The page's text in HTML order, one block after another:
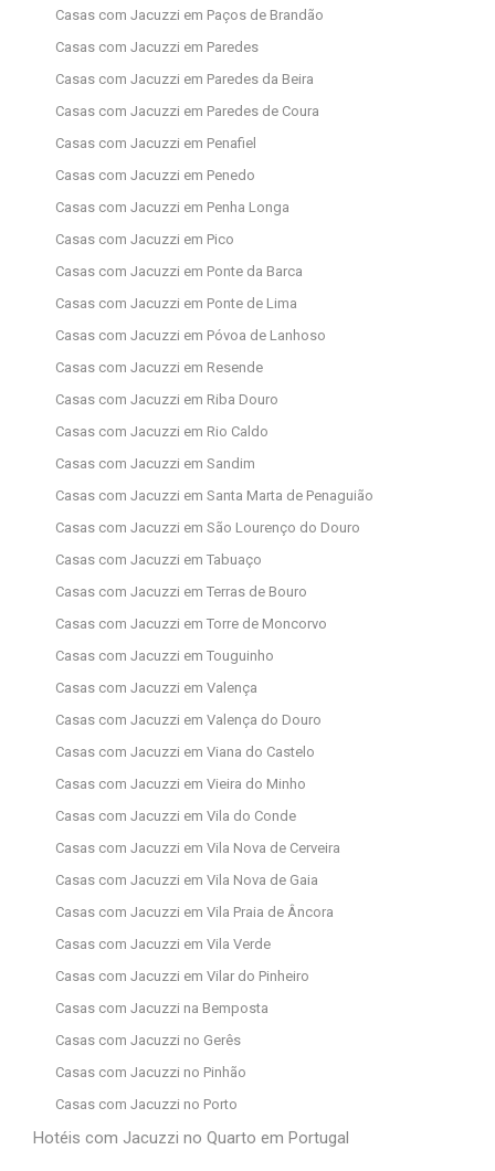
Casas com Jacuzzi em Paços de Brandão
Casas com Jacuzzi em Paredes
Casas com Jacuzzi em Paredes da Beira
Casas com Jacuzzi em Paredes de Coura
Casas com Jacuzzi em Penafiel
Casas com Jacuzzi em Penedo
Casas com Jacuzzi em Penha Longa
Casas com Jacuzzi em Pico
Casas com Jacuzzi em Ponte da Barca
Casas com Jacuzzi em Ponte de Lima
Casas com Jacuzzi em Póvoa de Lanhoso
Casas com Jacuzzi em Resende
Casas com Jacuzzi em Riba Douro
Casas com Jacuzzi em Rio Caldo
Casas com Jacuzzi em Sandim
Casas com Jacuzzi em Santa Marta de Penaguião
Casas com Jacuzzi em São Lourenço do Douro
Casas com Jacuzzi em Tabuaço
Casas com Jacuzzi em Terras de Bouro
Casas com Jacuzzi em Torre de Moncorvo
Casas com Jacuzzi em Touguinho
Casas com Jacuzzi em Valença
Casas com Jacuzzi em Valença do Douro
Casas com Jacuzzi em Viana do Castelo
Casas com Jacuzzi em Vieira do Minho
Casas com Jacuzzi em Vila do Conde
Casas com Jacuzzi em Vila Nova de Cerveira
Casas com Jacuzzi em Vila Nova de Gaia
Casas com Jacuzzi em Vila Praia de Âncora
Casas com Jacuzzi em Vila Verde
Casas com Jacuzzi em Vilar do Pinheiro
Casas com Jacuzzi na Bemposta
Casas com Jacuzzi no Gerês
Casas com Jacuzzi no Pinhão
Casas com Jacuzzi no Porto
Hotéis com Jacuzzi no Quarto em Portugal